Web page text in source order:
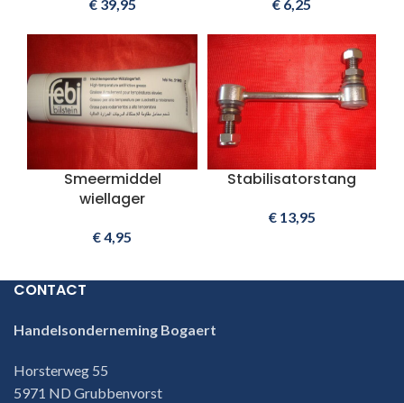
€39,95 € 6,25
Smeermiddel
wiellager
€4,95
Stabilisatorstang
€13,95
CONTACT
Handelsonderneming Bogaert
Horsterweg 55
5971 ND Grubbenvorst